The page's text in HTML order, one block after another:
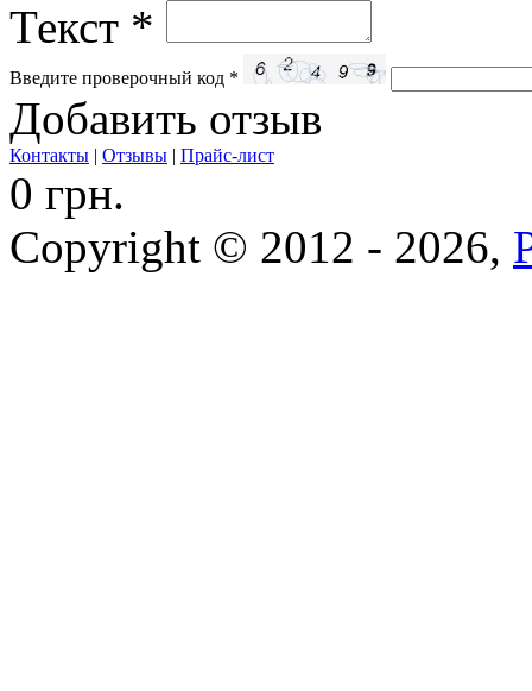
Текст *
Введите проверочный код *
Добавить отзыв
Контакты | Отзывы | Прайс-лист
0 грн.
Copyright © 2012 - 2026,